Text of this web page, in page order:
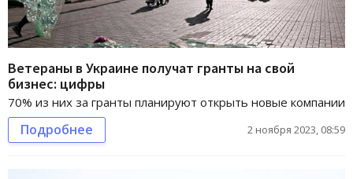
Ветераны в Украине получат гранты на свой
бизнес: цифры
70% из них за гранты планируют открыть новые компании
Подробнее 2 ноября 2023, 08:59